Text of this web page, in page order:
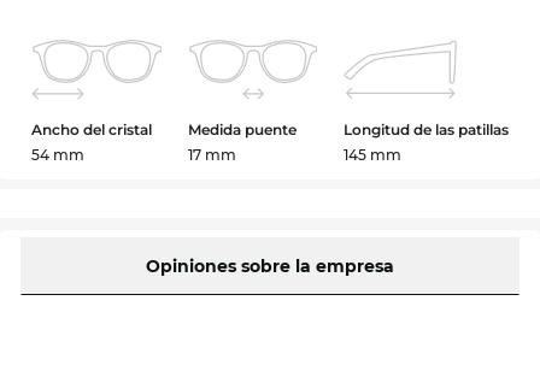
Ancho del cristal
54 mm
Medida puente
17 mm
Longitud de las patillas
145 mm
Opiniones sobre la empresa